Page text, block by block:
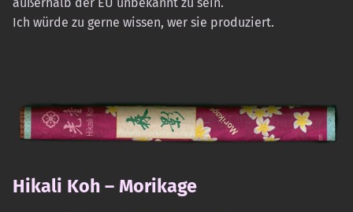
Ich würde zu gerne wissen, wer sie produziert.
Hikali Koh – Morikage